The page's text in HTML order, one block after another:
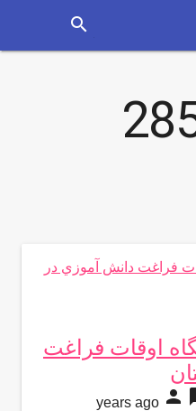
search
سازي 285 پايگاه اوقات فراغت
person